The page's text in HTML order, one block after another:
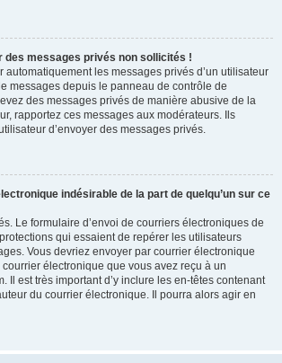
des messages privés non sollicités !
automatiquement les messages privés d’un utilisateur
messages depuis le panneau de contrôle de
des messages privés de manière abusive de la
rapportez ces messages aux modérateurs. Ils
d’envoyer des messages privés.
indésirable de la part de quelqu’un sur ce
Le formulaire d’envoi de courriers électroniques de
qui essaient de repérer les utilisateurs
Vous devriez envoyer par courrier électronique
électronique que vous avez reçu à un
Il est très important d’y inclure les en-têtes contenant
du courrier électronique. Il pourra alors agir en